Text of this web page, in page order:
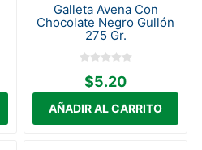
Galleta Avena Con
Chocolate Negro Gullón
275 Gr.
$5.20